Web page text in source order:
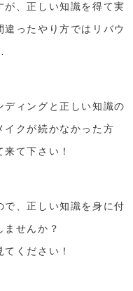
、正しい知識を得て実
ったやり方ではリバウ
ディングと正しい知識の
イクが続かなかった方
て下さい！
、正しい知識を身に付
ませんか？
ください！